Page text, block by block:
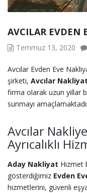
AVCILAR EVDEN
Temmuz 13, 2020
Avcılar Evden Eve
şirketi, Avcılar
firma olarak uzun yıllar
sunmayı
Avcılar
Ayrıcalıklı
Aday Nakliyat Hizmet
gösterdiğimiz Evden
hizmetlerini, güvenli